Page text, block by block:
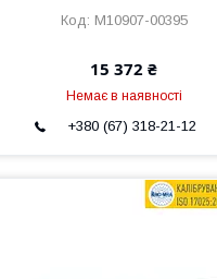
M10907-00395
15 372 ₴
Немає в наявності
+380 (67) 318-21-12